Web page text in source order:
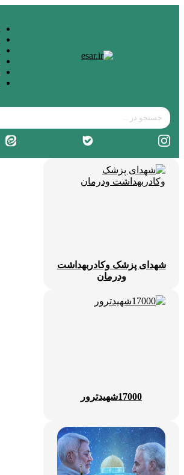
شهدای پزشک وکادربهداشت
ودرمان
17000شهیدترور